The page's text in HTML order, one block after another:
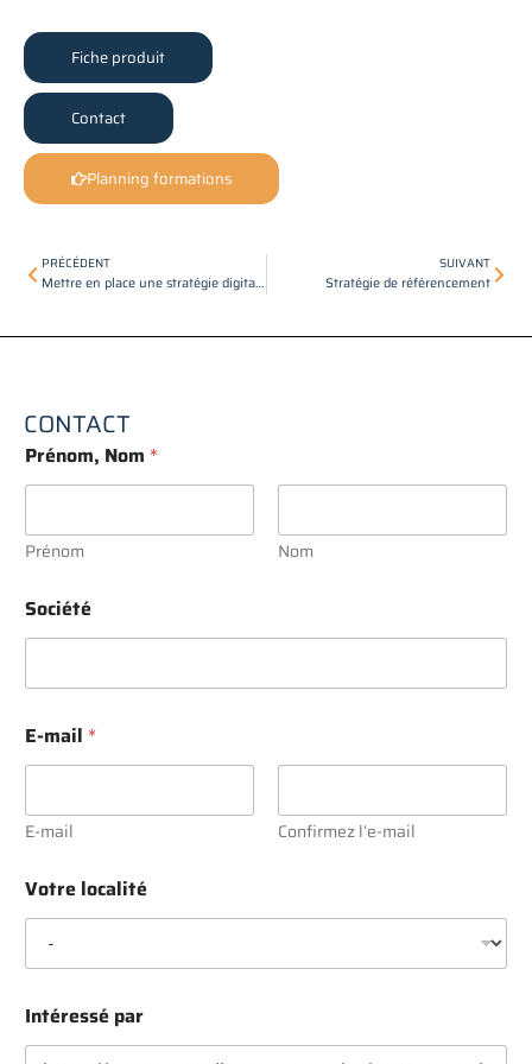
Fiche produit
Contact
Planning formations
Précédent
PRÉCÉDENT
Mettre en place une stratégie digitale
SUIVANT
Stratégie de référencement
CONTACT
Prénom, Nom *
Prénom Nom
Société
E-mail *
E-mail Confirmez l’e-mail
Votre localité
Intéressé par